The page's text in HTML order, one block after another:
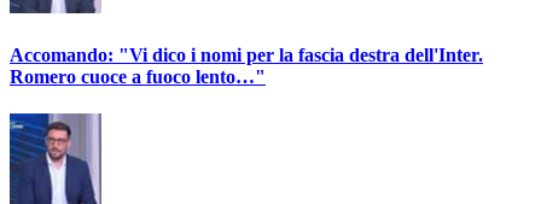
Accomando: "Vi dico i nomi per la fascia destra dell'Inter.
Romero cuoce a fuoco lento…"